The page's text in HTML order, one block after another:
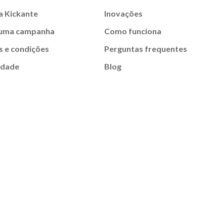
Kickante
campanha
e condições
Inovações
Como funciona
Perguntas frequentes
Blog